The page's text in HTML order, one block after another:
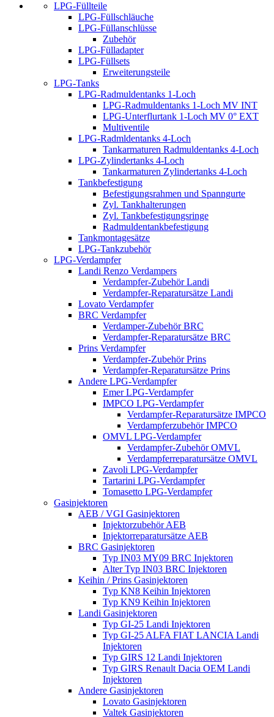
LPG-Füllteile
LPG-Füllschläuche
LPG-Füllanschlüsse
Zubehör
LPG-Fülladapter
LPG-Füllsets
Erweiterungsteile
LPG-Tanks
LPG-Radmuldentanks 1-Loch
LPG-Radmuldentanks 1-Loch MV INT
LPG-Unterflurtank 1-Loch MV 0° EXT
Multiventile
LPG-Radmldentanks 4-Loch
Tankarmaturen Radmuldentanks 4-Loch
LPG-Zylindertanks 4-Loch
Tankarmaturen Zylindertanks 4-Loch
Tankbefestigung
Befestigungsrahmen und Spanngurte
Zyl. Tankhalterungen
Zyl. Tankbefestigungsringe
Radmuldentankbefestigung
Tankmontagesätze
LPG-Tankzubehör
LPG-Verdampfer
Landi Renzo Verdampers
Verdampfer-Zubehör Landi
Verdampfer-Reparatursätze Landi
Lovato Verdampfer
BRC Verdampfer
Verdamper-Zubehör BRC
Verdampfer-Reparatursätze BRC
Prins Verdampfer
Verdampfer-Zubehör Prins
Verdampfer-Reparatursätze Prins
Andere LPG-Verdampfer
Emer LPG-Verdampfer
IMPCO LPG-Verdampfer
Verdampfer-Reparatursätze IMPCO
Verdampferzubehör IMPCO
OMVL LPG-Verdampfer
Verdampfer-Zubehör OMVL
Verdampferreparatursätze OMVL
Zavoli LPG-Verdampfer
Tartarini LPG-Verdampfer
Tomasetto LPG-Verdampfer
Gasinjektoren
AEB / VGI Gasinjektoren
Injektorzubehör AEB
Injektorreparatursätze AEB
BRC Gasinjektoren
Typ IN03 MY09 BRC Injektoren
Alter Typ IN03 BRC Injektoren
Keihin / Prins Gasinjektoren
Typ KN8 Keihin Injektoren
Typ KN9 Keihin Injektoren
Landi Gasinjektoren
Typ GI-25 Landi Injektoren
Typ GI-25 ALFA FIAT LANCIA Landi
Injektoren
Typ GIRS 12 Landi Injektoren
Typ GIRS Renault Dacia OEM Landi
Injektoren
Andere Gasinjektoren
Lovato Gasinjektoren
Valtek Gasinjektoren